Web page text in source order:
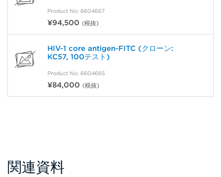
Product No: 6604667
¥94,500 (税抜)
HIV-1 core antigen-FITC (クローン:
KC57, 100テスト)
Product No: 6604665
¥84,000 (税抜)
関連資料